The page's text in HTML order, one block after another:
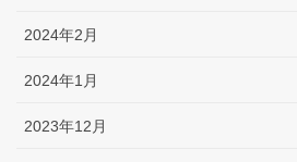
2024年2月
2024年1月
2023年12月